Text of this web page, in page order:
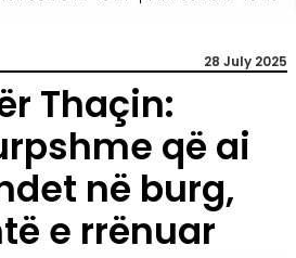
28 July 2025
Thaçin:
që ai
në burg,
e rrënuar